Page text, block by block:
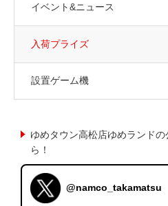
イベント&ニュース
入荷プライズ
設置ゲーム機
ゆめタウン高松店ゆめランド
ら！
@namco_takamatsu